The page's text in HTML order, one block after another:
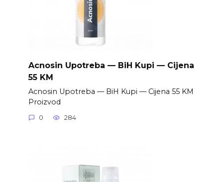
Acnosin Upotreba — BiH Kupi — Cijena
55 KM
Acnosin Upotreba — BiH Kupi — Cijena 55 KM
Proizvod
0 284